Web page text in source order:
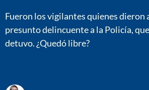
Fueron los vigilantes quienes dieron
presunto delincuente a la Policía,
detuvo. ¿Quedó libre?